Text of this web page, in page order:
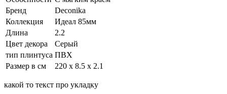
Бренд
Deconika
Коллекция
Идеал 85мм
Длина
2.2
Цвет декора
Серый
тип плинтуса ПВХ
Размер в см
220 х 8.5 х 2.1
какой то текст про укладку